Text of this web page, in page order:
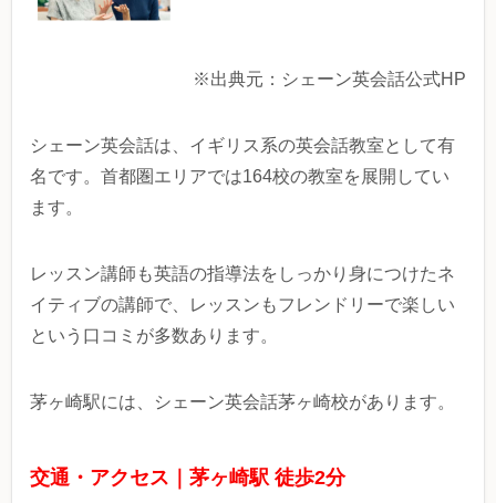
※出典元：シェーン英会話公式HP
シェーン英会話は、イギリス系の英会話教室として有
名です。首都圏エリアでは164校の教室を展開してい
ます。
レッスン講師も英語の指導法をしっかり身につけたネ
イティブの講師で、レッスンもフレンドリーで楽しい
という口コミが多数あります。
茅ヶ崎駅には、シェーン英会話茅ヶ崎校があります。
交通・アクセス｜茅ヶ崎駅 徒歩2分